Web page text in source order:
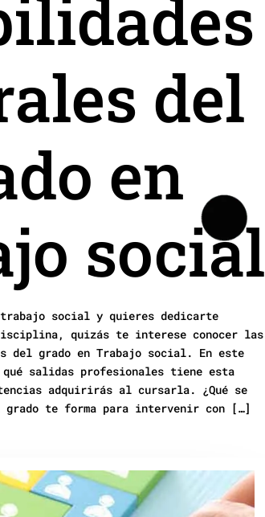
del
en
social
social y quieres dedicarte
quizás te interese conocer las
del grado en Trabajo social. En este
salidas profesionales tiene esta
adquirirás al cursarla. ¿Qué se
grado te forma para intervenir con […]